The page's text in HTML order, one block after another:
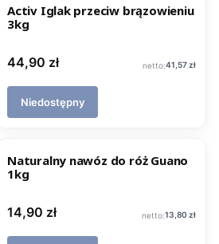
Activ Iglak przeciw brązowieniu
3kg
Cena
44,90 zł Cena
41,57 zł
Niedostępny
Naturalny nawóz do róż Guano
1kg
Cena
14,90 zł Cena
13,80 zł